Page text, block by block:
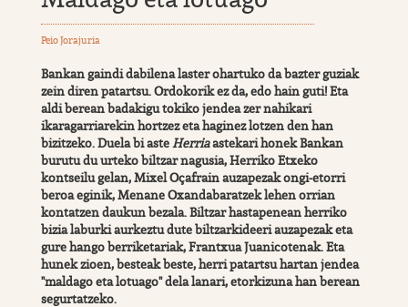
Peio Jorajuria
Bankan gaindi dabilena laster ohartuko da bazter guziak
zein diren patartsu. Ordokorik ez da, edo hain guti! Eta
aldi berean badakigu tokiko jendea zer nahikari
ikaragarriarekin hortzez eta haginez lotzen den han
bizitzeko. Duela bi aste Herriaastekari honek Bankan
burutu du urteko biltzar nagusia, Herriko Etxeko
kontseilu gelan, Mixel Oçafrain auzapezak ongi-etorri
beroa eginik, Menane Oxandabaratzek lehen orrian
kontatzen daukun bezala. Biltzar hastapenean herriko
bizia laburki aurkeztu dute biltzarkideeri auzapezak eta
gure hango berriketariak, Frantxua Juanicotenak. Eta
hunek zioen, besteak beste, herri patartsu hartan jendea
"maldago eta lotuago" dela lanari, etorkizuna han berean
segurtatzeko.